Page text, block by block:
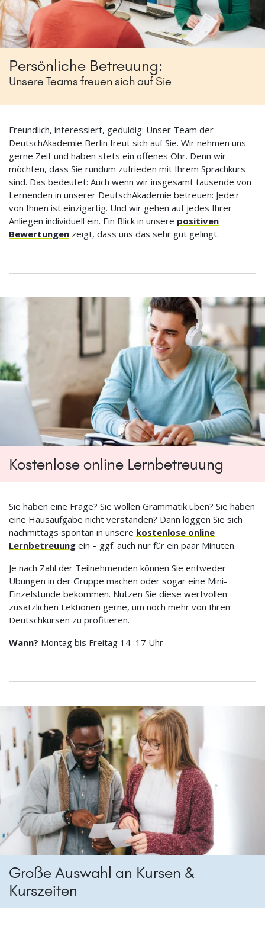
Persönliche Betreuung:
Unsere Teams freuen sich auf Sie
Freundlich, interessiert, geduldig: Unser Team der
DeutschAkademie Berlin freut sich auf Sie. Wir nehmen uns
gerne Zeit und haben stets ein offenes Ohr. Denn wir
möchten, dass Sie rundum zufrieden mit Ihrem Sprachkurs
sind. Das bedeutet: Auch wenn wir insgesamt tausende von
Lernenden in unserer DeutschAkademie betreuen: Jede:r
von Ihnen ist einzigartig. Und wir gehen auf jedes Ihrer
Anliegen individuell ein. Ein Blick in unsere positiven
Bewertungen zeigt, dass uns das sehr gut gelingt.
Kostenlose online Lernbetreuung
Sie haben eine Frage? Sie wollen Grammatik üben? Sie haben
eine Hausaufgabe nicht verstanden? Dann loggen Sie sich
nachmittags spontan in unsere kostenlose online
Lernbetreuung ein – ggf. auch nur für ein paar Minuten.
Je nach Zahl der Teilnehmenden können Sie entweder
Übungen in der Gruppe machen oder sogar eine Mini-
Einzelstunde bekommen. Nutzen Sie diese wertvollen
zusätzlichen Lektionen gerne, um noch mehr von Ihren
Deutschkursen zu profitieren.
Wann? Montag bis Freitag 14–17 Uhr
Große Auswahl an Kursen &
Kurszeiten